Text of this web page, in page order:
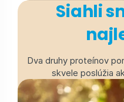
Siahli
Dva druhy proteínov
skvele poslúžia